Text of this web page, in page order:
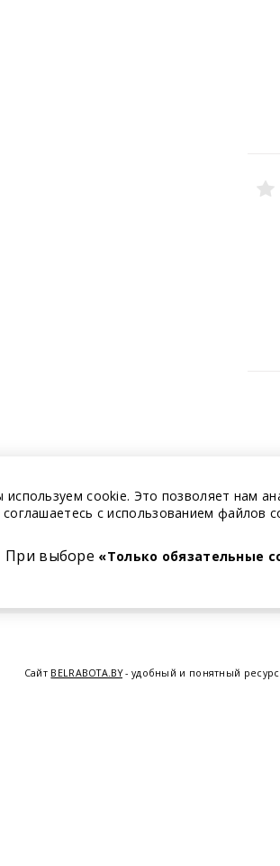
Сайт BELRABOTA.BY- удобный и понятный
cookie. Это позволяет нам
с использованием файлов
При выборе «Только обязательные